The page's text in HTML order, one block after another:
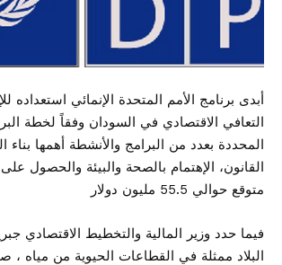
أبدى برنامج الأمم المتحدة الإنمائي استعداده
المحددة بعدد من البرامج والأنشطة أهمها بناء
القانون، الإهتمام بالصحة والبيئة والحصول
متوقع حوالي 55.5 مليون دولار
فيما حدد وزير المالية والتخطيط الاقتصادي
البلاد ممثلة في القطاعات الحيوية من مياه ،